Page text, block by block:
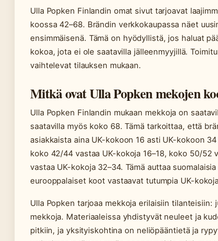
Ulla Popken Finlandin omat sivut tarjoavat
koossa 42–68. Brändin verkkokaupassa näet
ensimmäisenä. Tämä on hyödyllistä, jos haluat
kokoa, jota ei ole saatavilla jälleenmyyjillä.
vaihtelevat tilauksen mukaan.
Mitkä ovat Ulla Popken mekojen
Ulla Popken Finlandin mukaan mekkoja on
saatavilla myös koko 68. Tämä tarkoittaa, että
asiakkaista aina UK-kokoon 16 asti UK-kokoon
koko 42/44 vastaa UK-kokoja 16–18, koko 50/52
vastaa UK-kokoja 32–34. Tämä auttaa
eurooppalaiset koot vastaavat tutumpia UK-
Ulla Popken tarjoaa mekkoja erilaisiin tilanteisiin:
mekkoja. Materiaaleissa yhdistyvät neuleet ja
pitkiin, ja yksityiskohtina on neliöpääntietä ja